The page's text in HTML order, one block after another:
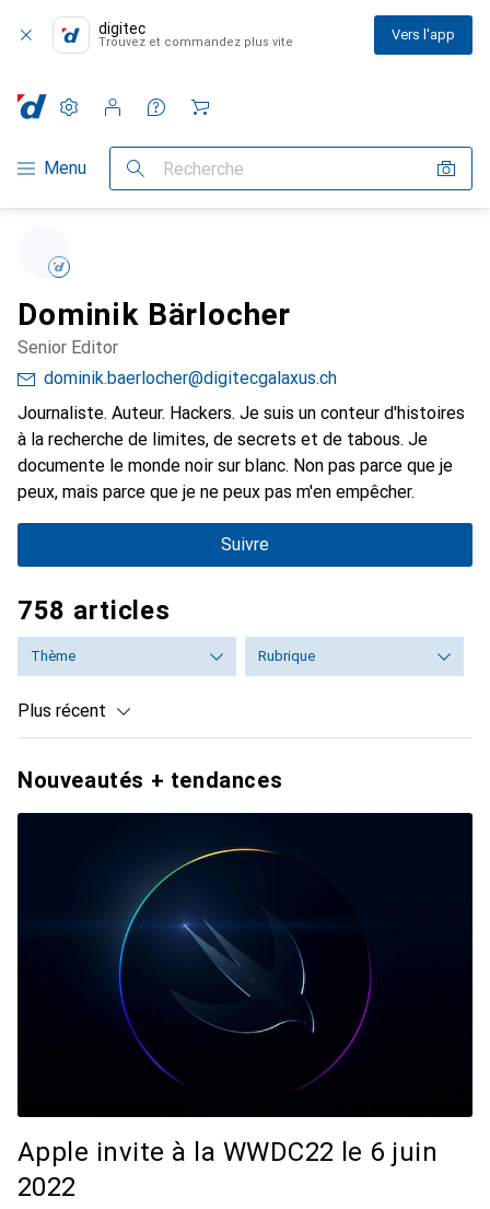
digitec
Trouvez et commandez plus vite Vers l'app
Navigation par catégorie
Menu Recherche
Paramètres
Compte client
Listes de comparaison
Listes d'envies
Panier
Dominik Bärlocher
Senior Editor
dominik.baerlocher@digitecgalaxus.ch
Journaliste. Auteur. Hackers. Je suis un conteur d'histoires
à la recherche de limites, de secrets et de tabous. Je
documente le monde noir sur blanc. Non pas parce que je
peux, mais parce que je ne peux pas m'en empêcher.
Suivre
758 articles
Thème Rubrique
Plus récent
Nouveautés + tendances
Apple invite à la WWDC22 le 6 juin
2022